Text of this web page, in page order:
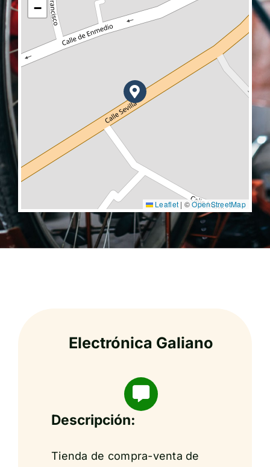
−
Leaflet | ©OpenStreetMap
Electrónica Galiano
Descripción:
Tienda de compra-venta de